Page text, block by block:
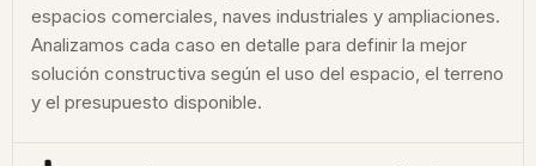
espacios comerciales, naves industriales y ampliaciones.
Analizamos cada caso en detalle para definir la mejor
solución constructiva según el uso del espacio, el terreno
y el presupuesto disponible.